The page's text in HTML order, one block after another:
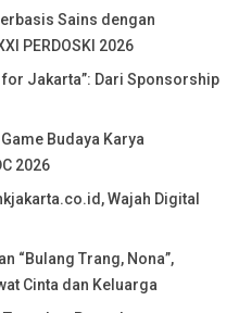
Sains dengan
PERDOSKI 2026
Jakarta”: Dari Sponsorship
Budaya Karya
2026
Wajah Digital
“Bulang Trang, Nona”,
Cinta dan Keluarga